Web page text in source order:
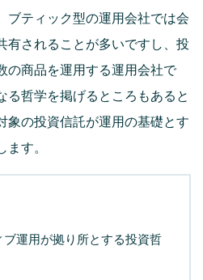
ブティック型の運用会社では会
有されることが多いですし、投
の商品を運用する運用会社で
る哲学を掲げるところもあると
象の投資信託が運用の基礎とす
ます。
運用が拠り所とする投資哲